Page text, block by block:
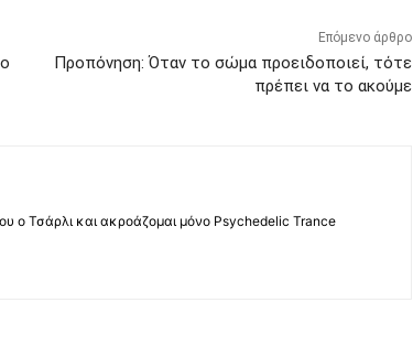
Επόμενο άρθρο
Προπόνηση: Όταν το σώμα προειδοποιεί, τότε
πρέπει να το ακούμε
ο Τσάρλι και ακροάζομαι μόνο Psychedelic Trance